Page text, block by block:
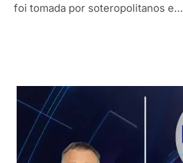
foi tomada por soteropolitanos e…